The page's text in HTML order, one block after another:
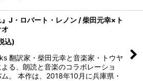
』J・ロバート・レノン / 柴田元幸×ト
込)
翻訳家・柴田元幸と音楽家・トウヤ
る、朗読と音楽のコラボレーショ
。 本作は、2018年10月に兵庫県・